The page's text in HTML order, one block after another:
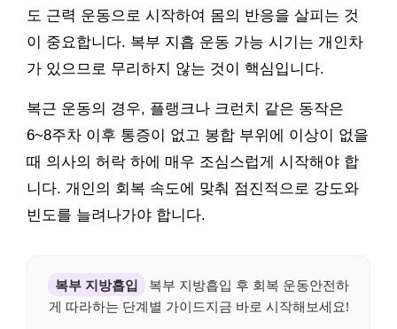
도 근력 운동으로 시작하여 몸의 반응을 살피는 것
이 중요합니다. 복부 지흡 운동 가능 시기는 개인차
가 있으므로 무리하지 않는 것이 핵심입니다.
복근 운동의 경우, 플랭크나 크런치 같은 동작은
6~8주차 이후 통증이 없고 봉합 부위에 이상이 없을
때 의사의 허락 하에 매우 조심스럽게 시작해야 합
니다. 개인의 회복 속도에 맞춰 점진적으로 강도와
빈도를 늘려나가야 합니다.
복부 지방흡입
복부 지방흡입 후 회복 운동안전하
게 따라하는 단계별 가이드지금 바로 시작해보세요!